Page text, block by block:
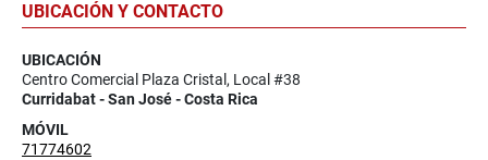
UBICACIÓN Y CONTACTO
UBICACIÓN
Centro Comercial Plaza Cristal, Local #38
Curridabat - San José - Costa Rica
MÓVIL
71774602